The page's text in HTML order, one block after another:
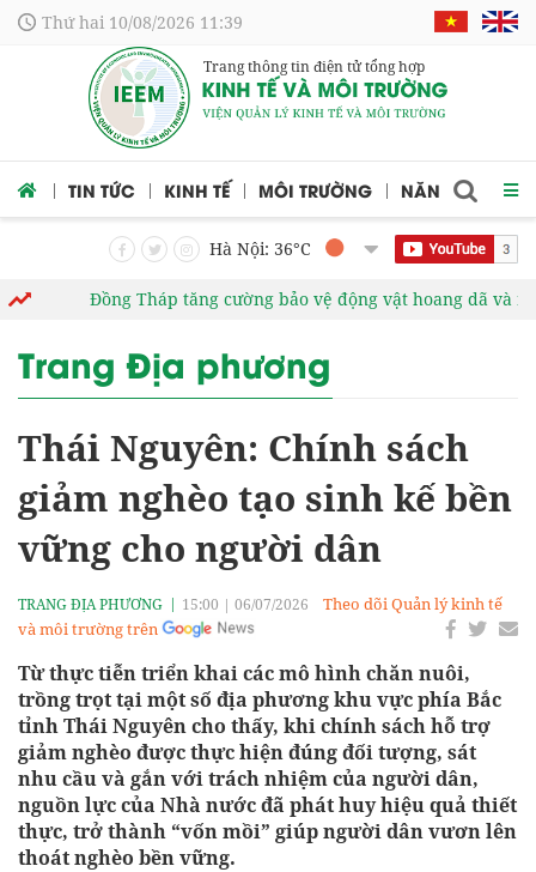
Thứ hai 10/08/2026 11:39
Trang thông tin điện tử tổng hợp
TIN TỨC KINH TẾ MÔI TRƯỜNG NĂNG LƯỢNG
Hà Nội: 36°C
Đồng Tháp tăng cường bảo vệ động vật hoang dã và
Trang Địa phương
Thái Nguyên: Chính sách
giảm nghèo tạo sinh kế bền
vững cho người dân
TRANG ĐỊA PHƯƠNG 15:00 | 06/07/2026
Theo dõi Quản lý kinh tế
và môi trường trên
Từ thực tiễn triển khai các mô hình chăn nuôi,
trồng trọt tại một số địa phương khu vực phía Bắc
tỉnh Thái Nguyên cho thấy, khi chính sách hỗ trợ
giảm nghèo được thực hiện đúng đối tượng, sát
nhu cầu và gắn với trách nhiệm của người dân,
nguồn lực của Nhà nước đã phát huy hiệu quả thiết
thực, trở thành “vốn mồi” giúp người dân vươn lên
thoát nghèo bền vững.